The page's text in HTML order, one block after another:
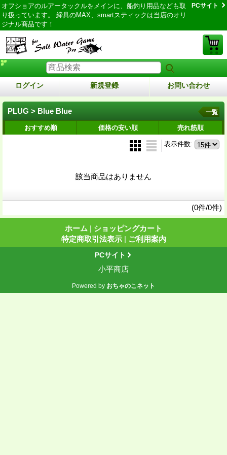
オフショアのルアータックルをメインに、船釣り用品なども取
り扱っています。 締具のMAX、smartスティックは当店のオリ
ジナル商品です！
PCサイト
ログイン 新規登録 お問い合わせ
PLUG > Blue Blue 一覧
おすすめ順 価格の安い順 売れ筋順
表示件数:
該当商品はありません
(0件/0件)
ホーム | ショッピングカート
特定商取引法表示 | ご利用案内
PCサイト
小平商店
Powered by おちゃのこネット